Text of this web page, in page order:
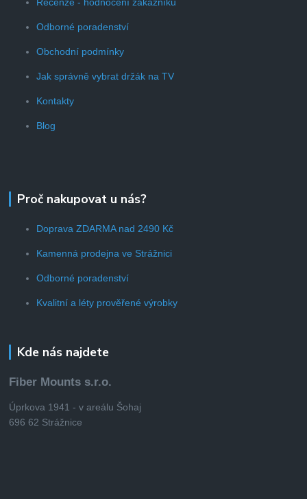
Odborné poradenství
Obchodní podmínky
Jak správně vybrat držák na TV
Kontakty
Blog
Proč nakupovat u nás?
Doprava ZDARMA nad 2490 Kč
Kamenná prodejna ve Strážnici
Odborné poradenství
Kvalitní a léty prověřené výrobky
Kde nás najdete
Fiber Mounts s.r.o.
Úprkova 1941 - v areálu Šohaj
696 62 Strážnice